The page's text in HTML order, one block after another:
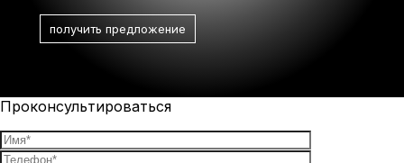
Проконсультироваться